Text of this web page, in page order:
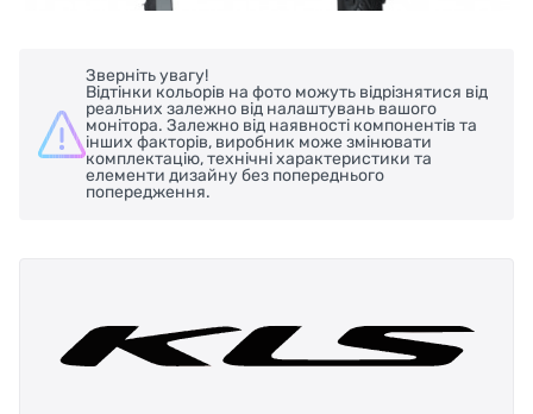
Зверніть увагу!
Відтінки кольорів на фото можуть відрізнятися від
реальних залежно від налаштувань вашого
монітора. Залежно від наявності компонентів та
інших факторів, виробник може змінювати
комплектацію, технічні характеристики та
елементи дизайну без попереднього
попередження.